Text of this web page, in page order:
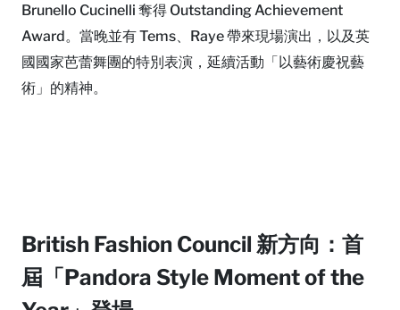
Brunello Cucinelli 奪得 Outstanding Achievement
Award。當晚並有 Tems、Raye 帶來現場演出，以及英
國國家芭蕾舞團的特別表演，延續活動「以藝術慶祝藝
術」的精神。
British Fashion Council 新方向：首
屆「Pandora Style Moment of the